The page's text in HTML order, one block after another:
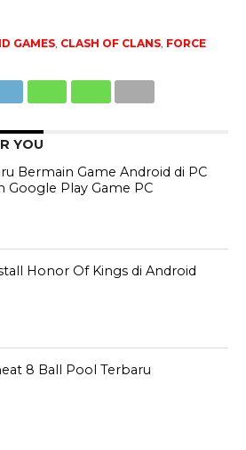
GAMES, CLASH OF CLANS, FORCE
YOU
Bermain Game Android di PC
Google Play Game PC
Honor Of Kings di Android
8 Ball Pool Terbaru